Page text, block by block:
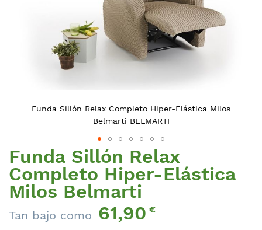
Funda Sillón Relax
Completo Hiper-Elástica
Milos Belmarti
Tan bajo como 61,90€
Funda Sillón Relax Completo Hiper-Elástica Milos
Belmarti BELMARTI
Saltar
al
comienzo
de
galería